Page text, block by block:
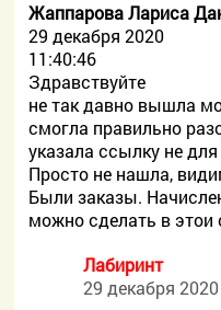
Жаппарова Лариса
29 декабря 2020
11:40:46
Здравствуйте
не так давно вышла
смогла правильно
указала ссылку не
Просто не нашла,
Были заказы.
можно сделать в этои
Лабиринт
29 декабря